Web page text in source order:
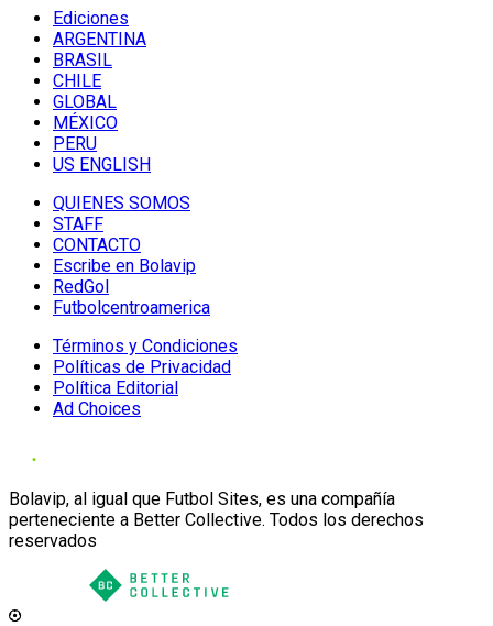
Ediciones
ARGENTINA
BRASIL
CHILE
GLOBAL
MÉXICO
PERU
US ENGLISH
QUIENES SOMOS
STAFF
CONTACTO
Escribe en Bolavip
RedGol
Futbolcentroamerica
Términos y Condiciones
Políticas de Privacidad
Política Editorial
Ad Choices
Bolavip, al igual que Futbol Sites, es una compañía
perteneciente a Better Collective. Todos los derechos
reservados